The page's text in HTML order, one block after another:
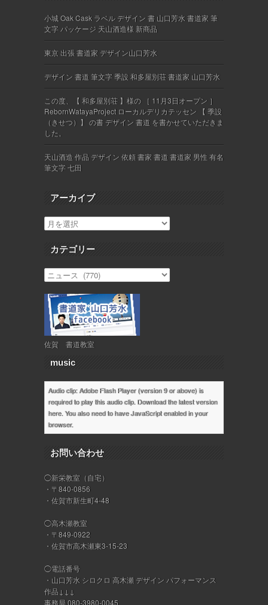
小城 Oak Cask ラベル デザイン 書 山口芳水 書道家 筆
文字 パッケージ 天山酒造様 新商品
東京 出張 書道家 デザイン山口芳水
デザイン 書道 筆文字 季設 和多屋別荘 書道家 山口芳水
この度、【 和多屋別荘 】様の ［ 11月3日オープン ］
RebornWatayaProject ローカルデリカテッセン 【 季設
（きせつ）】 の書 デザイン 書道 を書かせていただきま
した。
天山酒造 作品 デザイン 依頼 書家 書道 書道家 男性 有名
筆文字 七田
アーカイブ
カテゴリー
佐賀 書道教室
music
Audio clip: Adobe Flash Player (version 9 or above) is
required to play this audio clip. Download the latest version
here. You also need to have JavaScript enabled in your
browser.
お問い合わせ
◯新栄教室（自宅）
・〒840-0856
・佐賀市新生町4-48
◯高木瀬教室
・〒849-0922
・佐賀市高木瀬東3-15-23
◯電話番号
・山口芳水 シロクロ 高木瀬 デザイン パフォーマンス
作品↓↓↓
事務局 080-3980-0045